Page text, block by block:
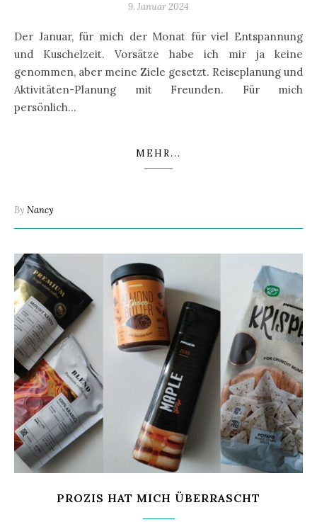
9. Januar 2024
Der Januar, für mich der Monat für viel Entspannung
und Kuschelzeit. Vorsätze habe ich mir ja keine
genommen, aber meine Ziele gesetzt. Reiseplanung und
Aktivitäten-Planung mit Freunden. Für mich
persönlich…
MEHR...
By Nancy
PROZIS HAT MICH ÜBERRASCHT